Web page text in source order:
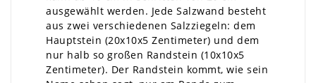
ausgewählt werden. Jede Salzwand besteht
aus zwei verschiedenen Salzziegeln: dem
Hauptstein (20x10x5 Zentimeter) und dem
nur halb so großen Randstein (10x10x5
Zentimeter). Der Randstein kommt, wie sein